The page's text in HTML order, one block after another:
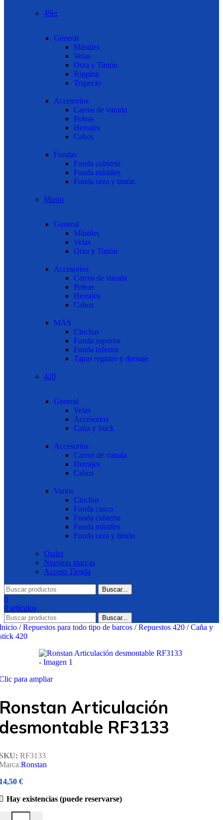
49er
General
Mástiles
Velas
Orza y Timón
Rigging
Trapecio
Accesorios
Carros de varada
Poleas
Herrajes
Cabos
Fundas
Funda cubierta
Funda mástiles
Funda orza y timón
Musto
General
Mástiles
Velas
Orza y Timón
Accesorios
Carros de varada
Poleas
Herrajes
Cabos
MÁS
Cinchas
Funda superior
Funda inferior
Tapas registro y drenaje
420
General
Velas
Accesorios
Caña y Stick
Accesorios
Carros de varada
Herrajes
Cabos
Varios
Cinchas
Funda casco
Funda cubierta
Funda mástiles
Funda orza y timón
Outlet
Nuestras marcas
Acceso Tienda
Buscar...
0
0 artículos
Buscar...
/ Repuestos para todo tipo de barcos / Repuestos 420 / Caña y
420
para ampliar
Articulación
RF3133
RF3133
Ronstan
€
Hay existencias (puede reservarse)
Articulación desmontable RF3133 cantidad